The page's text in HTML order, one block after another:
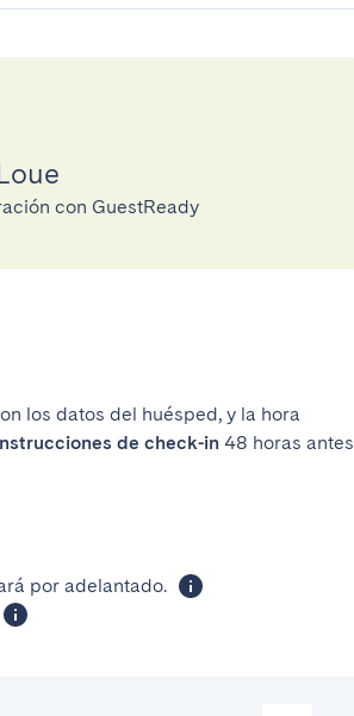
con GuestReady
los datos del huésped, y la hora
de check-in 48 horas antes
por adelantado.